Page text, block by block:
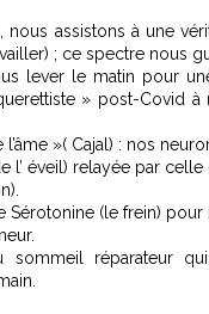
assistons à une
; ce spectre nous
lever le matin pour
» post-Covid
»( Cajal) : nos
l’ éveil) relayée par
(le frein) pour
sommeil réparateur